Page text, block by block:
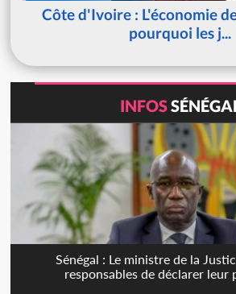
Côte d'Ivoire : L'économie
pourquoi les j...
INFOS
Sénégal : Le ministre de la
responsables de déclarer leur